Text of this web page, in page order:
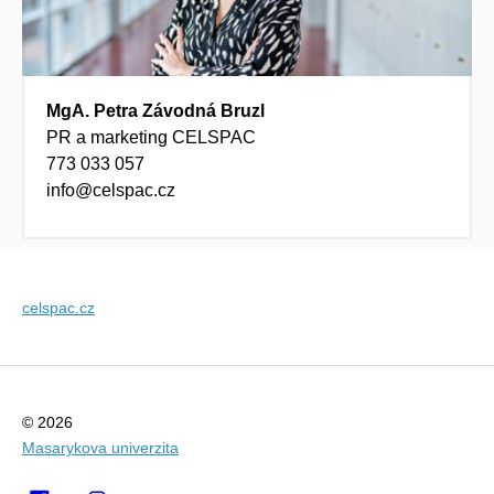
MgA. Petra Závodná Bruzl
PR a marketing CELSPAC
773 033 057
info@celspac.cz
celspac.cz
© 2026
Masarykova univerzita